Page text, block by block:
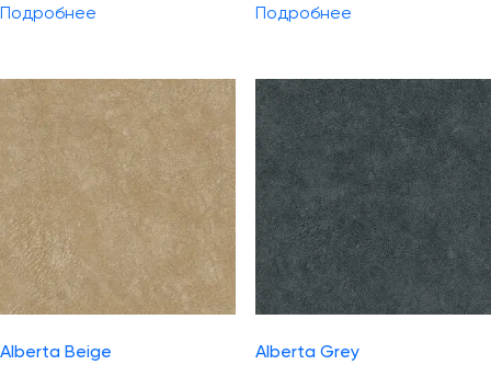
Подробнее Подробнее
Alberta Beige Alberta Grey